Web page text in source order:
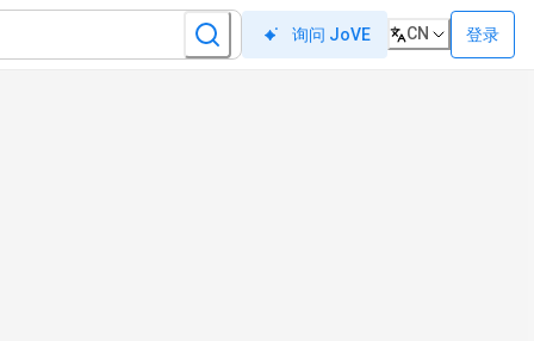
询问 JoVE CN 登录